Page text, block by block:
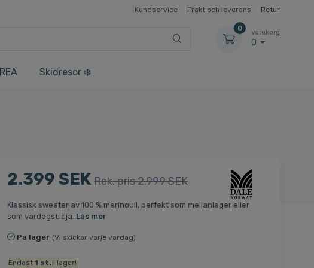
Kundservice Frakt och leverans Retur
0
Varukorg
0
REA Skidresor ❄️
2.399 SEK Rek. pris 2.999 SEK
Klassisk sweater av 100 % merinoull, perfekt som mellanlager eller
som vardagströja. Läs mer
På lager (Vi skickar varje vardag)
Endast1 st. i lager!